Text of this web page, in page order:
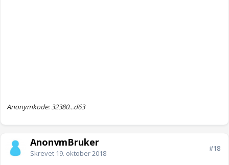
Anonymkode: 32380...d63
AnonymBruker
Skrevet 19. oktober 2018
#18